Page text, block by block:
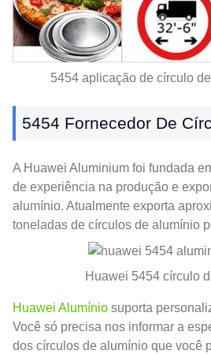
5454 aplicação de círculo
5454 Fornecedor De
A Huawei Aluminium foi fundada
de experiência na produção e
alumínio. Atualmente exporta
toneladas de círculos de alumínio
Huawei 5454 círculo
Huawei Alumínio suporta
Você só precisa nos informar a
dos círculos de alumínio que você